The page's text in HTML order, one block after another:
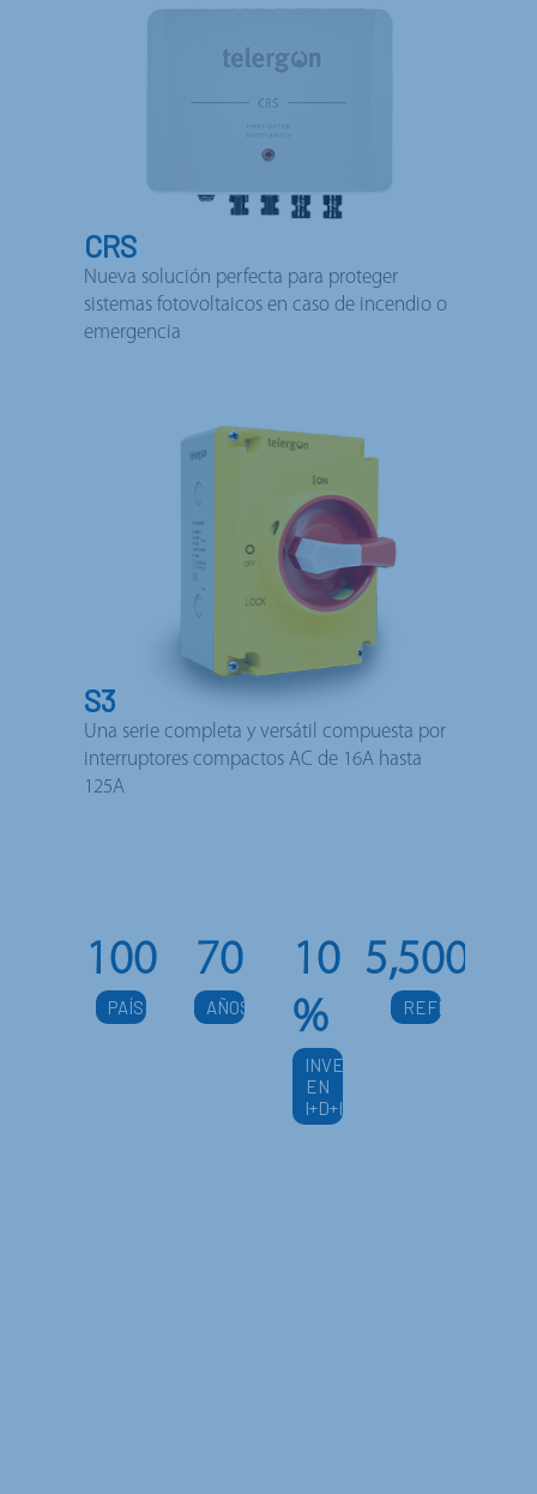
CRS
Nueva solución perfecta para proteger
sistemas fotovoltaicos en caso de incendio o
emergencia
S3
Una serie completa y versátil compuesta por
interruptores compactos AC de 16A hasta
125A
100
PAÍSES
70
AÑOS
10
%
INVERSIÓN
EN
I+D+I
5,500
REFERENCIAS